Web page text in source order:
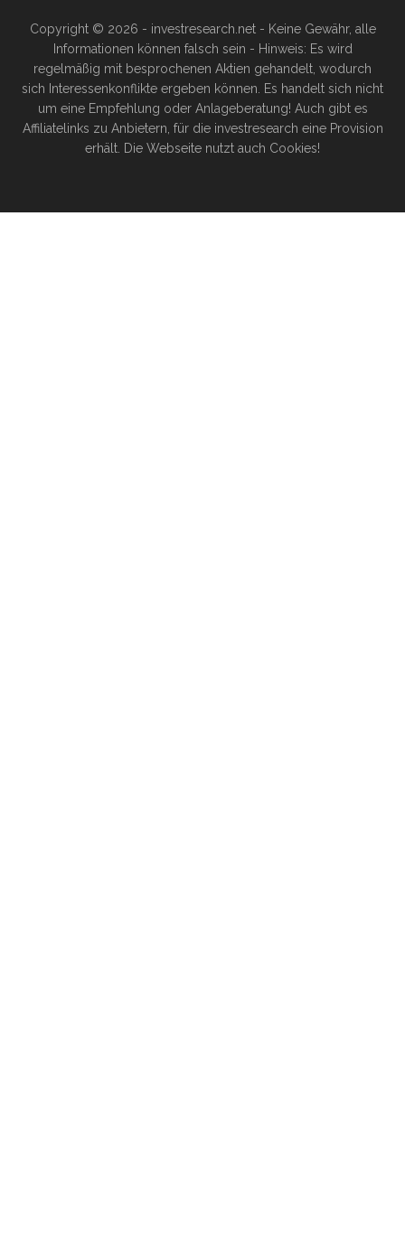
Copyright © 2026 - investresearch.net - Keine Gewähr, alle
Informationen können falsch sein - Hinweis: Es wird
regelmäßig mit besprochenen Aktien gehandelt, wodurch
sich Interessenkonflikte ergeben können. Es handelt sich nicht
um eine Empfehlung oder Anlageberatung! Auch gibt es
Affiliatelinks zu Anbietern, für die investresearch eine Provision
erhält. Die Webseite nutzt auch Cookies!